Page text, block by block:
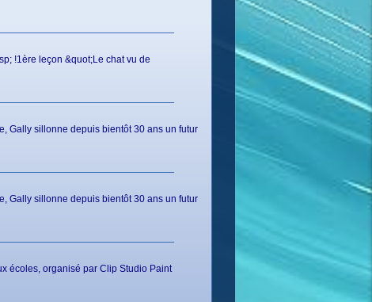
!1ère leçon &quot;Le chat vu de
Gally sillonne depuis bientôt 30 ans un futur
Gally sillonne depuis bientôt 30 ans un futur
écoles, organisé par Clip Studio Paint